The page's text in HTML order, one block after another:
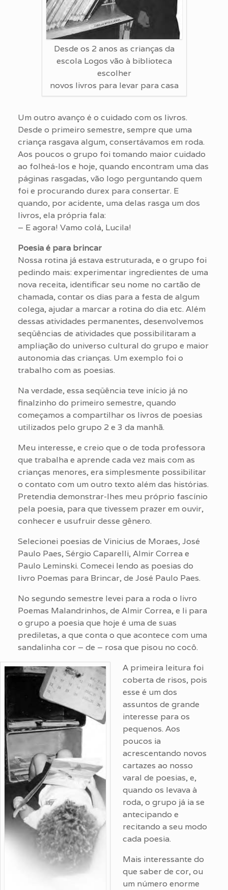
Desde os 2 anos as crianças da
escola Logos vão à biblioteca
escolher
novos livros para levar para casa
Um outro avanço é o cuidado com os livros.
Desde o primeiro semestre, sempre que uma
criança rasgava algum, consertávamos em roda.
Aos poucos o grupo foi tomando maior cuidado
ao folheá-los e hoje, quando encontram uma das
páginas rasgadas, vão logo perguntando quem
foi e procurando durex para consertar. E
quando, por acidente, uma delas rasga um dos
livros, ela própria fala:
– E agora! Vamo colá, Lucila!
Poesia é para brincar
Nossa rotina já estava estruturada, e o grupo foi
pedindo mais: experimentar ingredientes de uma
nova receita, identificar seu nome no cartão de
chamada, contar os dias para a festa de algum
colega, ajudar a marcar a rotina do dia etc. Além
dessas atividades permanentes, desenvolvemos
seqüências de atividades que possibilitaram a
ampliação do universo cultural do grupo e maior
autonomia das crianças. Um exemplo foi o
trabalho com as poesias.
Na verdade, essa seqüência teve início já no
finalzinho do primeiro semestre, quando
começamos a compartilhar os livros de poesias
utilizados pelo grupo 2 e 3 da manhã.
Meu interesse, e creio que o de toda professora
que trabalha e aprende cada vez mais com as
crianças menores, era simplesmente possibilitar
o contato com um outro texto além das histórias.
Pretendia demonstrar-lhes meu próprio fascínio
pela poesia, para que tivessem prazer em ouvir,
conhecer e usufruir desse gênero.
Selecionei poesias de Vinicius de Moraes, José
Paulo Paes, Sérgio Caparelli, Almir Correa e
Paulo Leminski. Comecei lendo as poesias do
livro Poemas para Brincar, de José Paulo Paes.
No segundo semestre levei para a roda o livro
Poemas Malandrinhos, de Almir Correa, e li para
o grupo a poesia que hoje é uma de suas
prediletas, a que conta o que acontece com uma
sandalinha cor – de – rosa que pisou no cocô.
A primeira leitura foi
coberta de risos, pois
esse é um dos
assuntos de grande
interesse para os
pequenos. Aos
poucos ia
acrescentando novos
cartazes ao nosso
varal de poesias, e,
quando os levava à
roda, o grupo já ia se
antecipando e
recitando a seu modo
cada poesia.
Mais interessante do
que saber de cor, ou
um número enorme